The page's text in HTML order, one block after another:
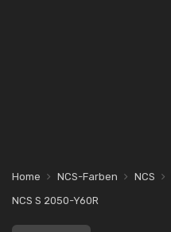
Home NCS-Farben NCS
NCS S 2050-Y60R